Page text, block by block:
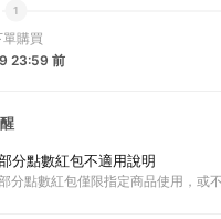
單購買
23:59 前
分點數紅包不適用說明
分點數紅包僅限指定商品使用，或